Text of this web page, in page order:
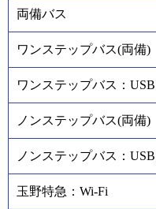
両備バス
ワンステップバス(両備)
ワンステップバス：
ノンステップバス(両備)
ノンステップバス：
玉野特急：Wi-Fi